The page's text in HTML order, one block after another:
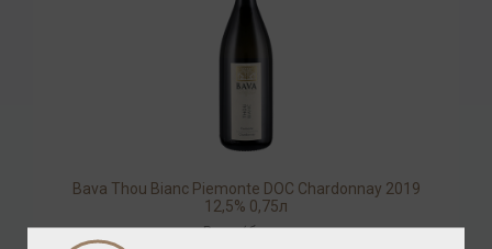
Bava Thou Bianc Piemonte DOC Chardonnay 2019
12,5% 0,75л
Вино/ белое